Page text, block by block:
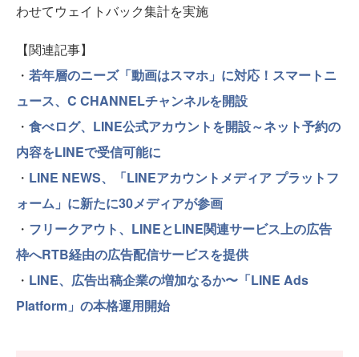
わせてウェイトバック集計を実施
【関連記事】
・ 若年層のニーズ「動画はスマホ」に対応！スマートニ
ュース、C CHANNELチャンネルを開設
・ 食べログ、LINE公式アカウントを開設～ネット予約の
内容をLINEで受信可能に
・ LINE NEWS、「LINEアカウントメディア プラットフ
ォーム」に新たに30メディアが参画
・ フリークアウト、LINEとLINE関連サービス上の広告
枠へRTB経由の広告配信サービスを提供
・ LINE、広告出稿企業の増加なるか〜「LINE Ads
Platform」の本格運用開始